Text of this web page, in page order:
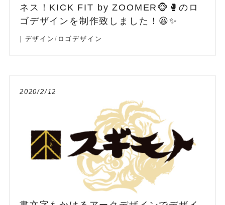
ネス！KICK FIT by ZOOMER🐵🥊のロ
ゴデザインを制作致しました！😆✨
デザイン / ロゴデザイン
2020/2/12